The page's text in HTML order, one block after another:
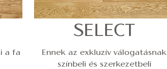
a fa
SELECT
Ennek az exkluzív válogatásnak
színbeli és szerkezetbeli